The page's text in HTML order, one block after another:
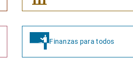
Finanzas para todos